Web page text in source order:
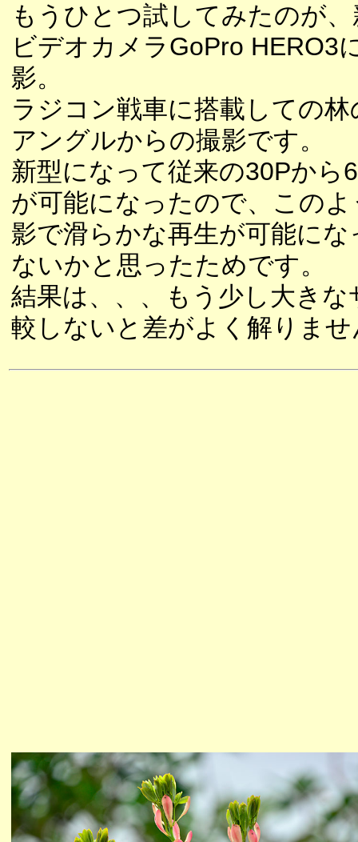
もうひとつ試してみたのが
ビデオカメラGoPro HERO3
影。
ラジコン戦車に搭載しての
アングルからの撮影です。
新型になって従来の30Pから
が可能になったので、この
影で滑らかな再生が可能に
ないかと思ったためです。
結果は、、、もう少し大きな
較しないと差がよく解りま